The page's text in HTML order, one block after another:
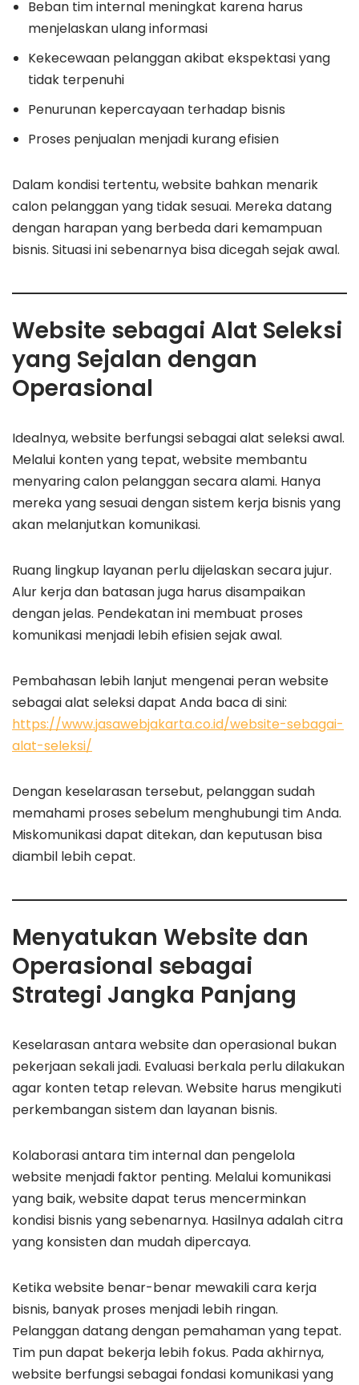
Beban tim internal meningkat karena harus
menjelaskan ulang informasi
Kekecewaan pelanggan akibat ekspektasi yang
tidak terpenuhi
Penurunan kepercayaan terhadap bisnis
Proses penjualan menjadi kurang efisien
Dalam kondisi tertentu, website bahkan menarik
calon pelanggan yang tidak sesuai. Mereka datang
dengan harapan yang berbeda dari kemampuan
bisnis. Situasi ini sebenarnya bisa dicegah sejak awal.
Website sebagai Alat Seleksi
yang Sejalan dengan
Operasional
Idealnya, website berfungsi sebagai alat seleksi awal.
Melalui konten yang tepat, website membantu
menyaring calon pelanggan secara alami. Hanya
mereka yang sesuai dengan sistem kerja bisnis yang
akan melanjutkan komunikasi.
Ruang lingkup layanan perlu dijelaskan secara jujur.
Alur kerja dan batasan juga harus disampaikan
dengan jelas. Pendekatan ini membuat proses
komunikasi menjadi lebih efisien sejak awal.
Pembahasan lebih lanjut mengenai peran website
sebagai alat seleksi dapat Anda baca di sini:
https://www.jasawebjakarta.co.id/website-sebagai-
alat-seleksi/
Dengan keselarasan tersebut, pelanggan sudah
memahami proses sebelum menghubungi tim Anda.
Miskomunikasi dapat ditekan, dan keputusan bisa
diambil lebih cepat.
Menyatukan Website dan
Operasional sebagai
Strategi Jangka Panjang
Keselarasan antara website dan operasional bukan
pekerjaan sekali jadi. Evaluasi berkala perlu dilakukan
agar konten tetap relevan. Website harus mengikuti
perkembangan sistem dan layanan bisnis.
Kolaborasi antara tim internal dan pengelola
website menjadi faktor penting. Melalui komunikasi
yang baik, website dapat terus mencerminkan
kondisi bisnis yang sebenarnya. Hasilnya adalah citra
yang konsisten dan mudah dipercaya.
Ketika website benar-benar mewakili cara kerja
bisnis, banyak proses menjadi lebih ringan.
Pelanggan datang dengan pemahaman yang tepat.
Tim pun dapat bekerja lebih fokus. Pada akhirnya,
website berfungsi sebagai fondasi komunikasi yang